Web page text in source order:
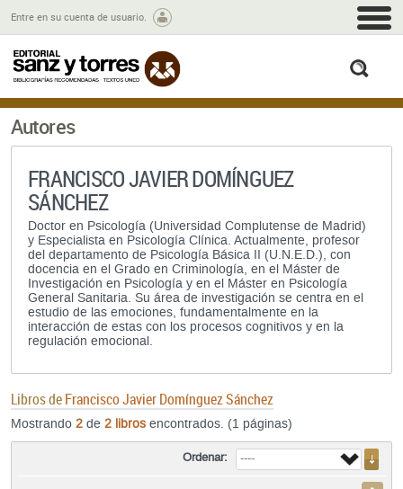
Entre en su cuenta de usuario.
Autores
FRANCISCO JAVIER DOMÍNGUEZ
SÁNCHEZ
Doctor en Psicología (Universidad Complutense de Madrid)
y Especialista en Psicología Clínica. Actualmente, profesor
del departamento de Psicología Básica II (U.N.E.D.), con
docencia en el Grado en Criminología, en el Máster de
Investigación en Psicología y en el Máster en Psicología
General Sanitaria. Su área de investigación se centra en el
estudio de las emociones, fundamentalmente en la
interacción de estas con los procesos cognitivos y en la
regulación emocional.
Libros deFrancisco Javier Domínguez Sánchez
Mostrando 2 de 2 libros encontrados. (1 páginas)
Ordenar: